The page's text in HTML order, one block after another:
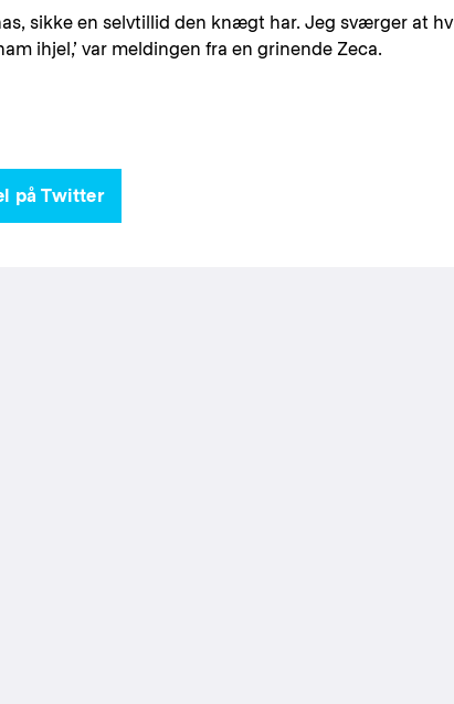
sikke en selvtillid den knægt har. Jeg sværger at
ihjel,’ var meldingen fra en grinende Zeca.
på Twitter